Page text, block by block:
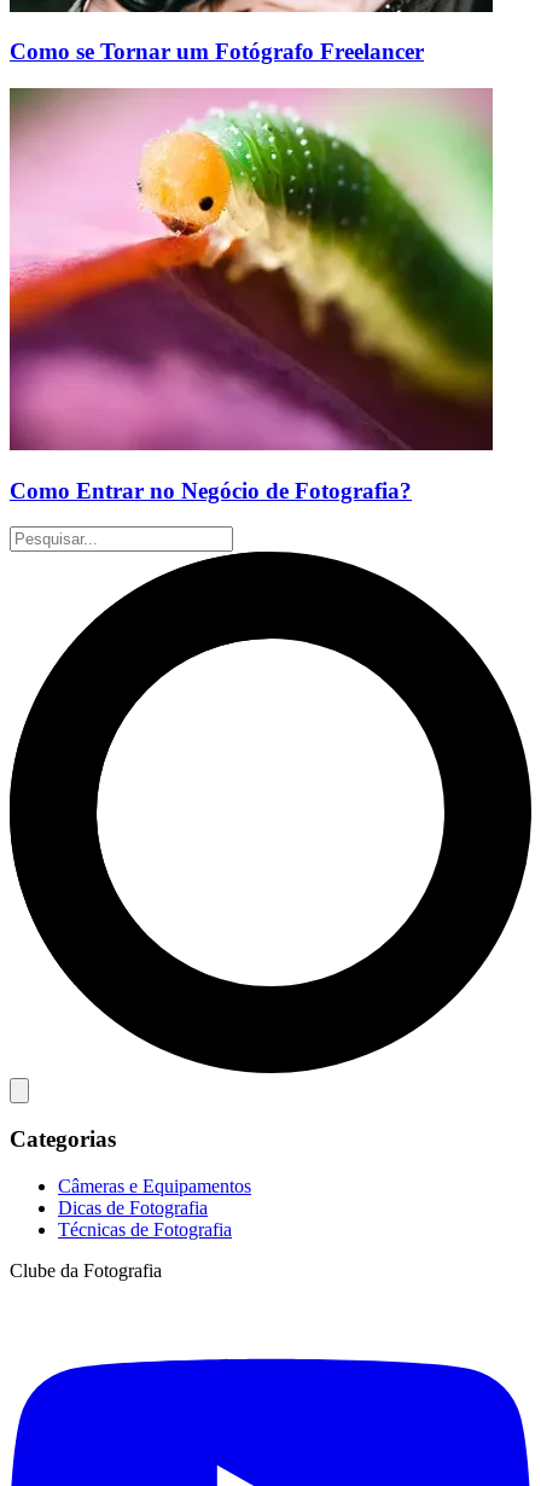
Como se Tornar um Fotógrafo Freelancer
Como Entrar no Negócio de Fotografia?
Categorias
Câmeras e Equipamentos
Dicas de Fotografia
Técnicas de Fotografia
Clube da Fotografia